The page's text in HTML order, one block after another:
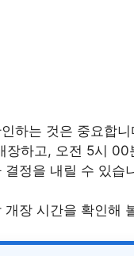
하는 것은 중요합
하고, 오전 5시
정을 내릴 수 있습
장 시간을 확인해